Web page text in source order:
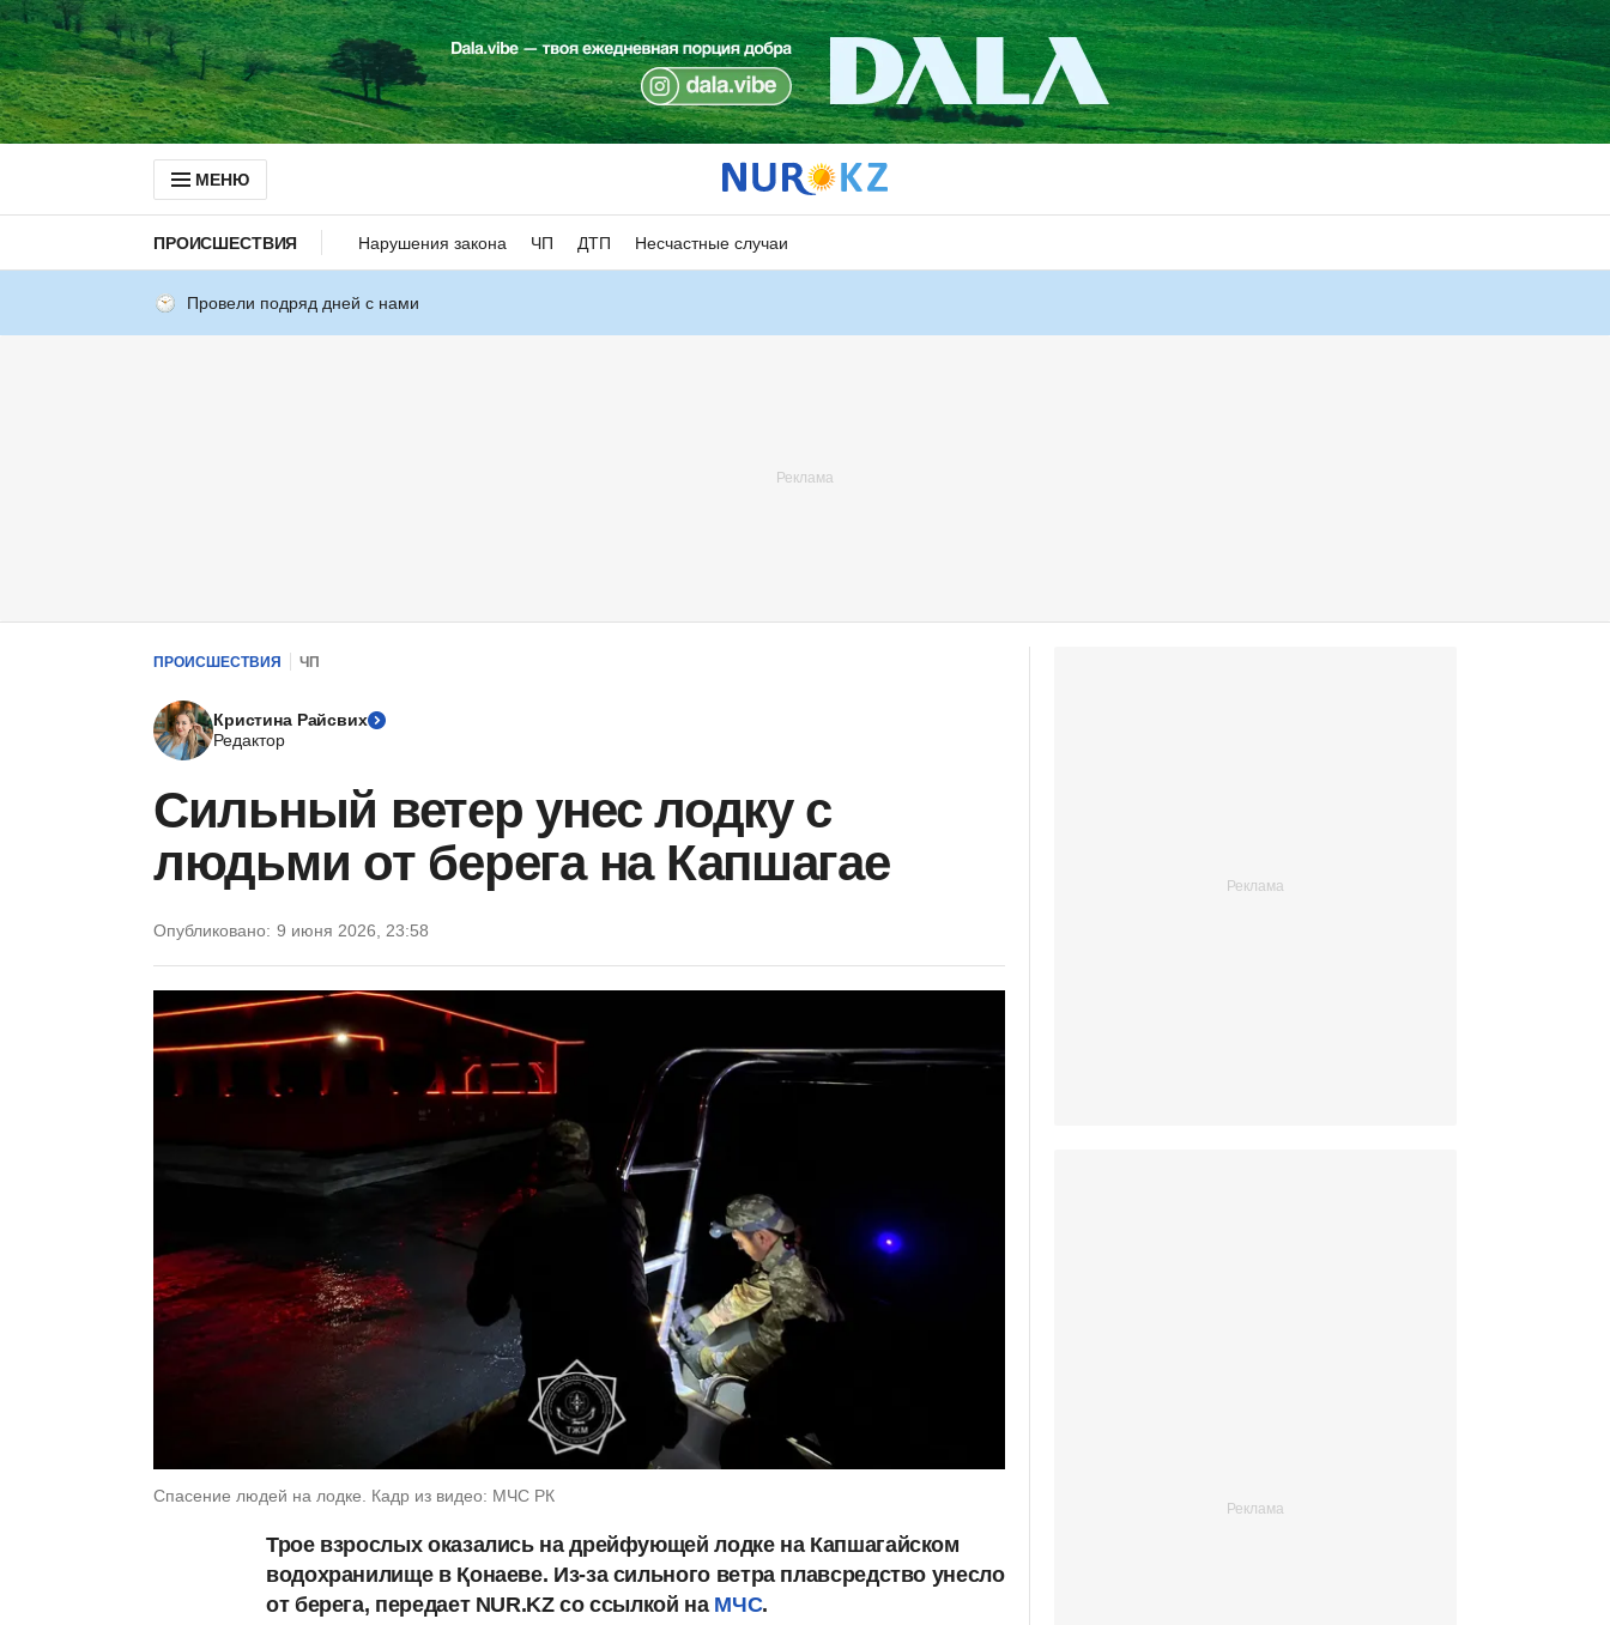
МЕНЮ
ПРОИСШЕСТВИЯ Нарушения закона ЧП ДТП Несчастные случаи
Провели подряд дней с нами
ПРОИСШЕСТВИЯ ЧП
Кристина Райсвих
Редактор
Сильный ветер унес лодку с
людьми от берега на Капшагае
Опубликовано: 9 июня 2026, 23:58
Спасение людей на лодке. Кадр из видео: МЧС РК
Трое взрослых оказались на дрейфующей лодке на Капшагайском
водохранилище в Қонаеве. Из-за сильного ветра плавсредство унесло
от берега, передает NUR.KZ со ссылкой на МЧС.